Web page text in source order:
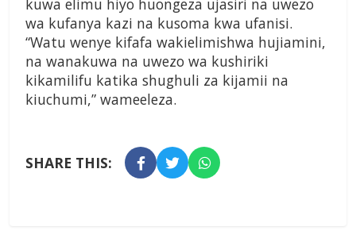
kuwa elimu hiyo huongeza ujasiri na uwezo
wa kufanya kazi na kusoma kwa ufanisi.
“Watu wenye kifafa wakielimishwa hujiamini,
na wanakuwa na uwezo wa kushiriki
kikamilifu katika shughuli za kijamii na
kiuchumi,” wameeleza.
SHARE THIS: